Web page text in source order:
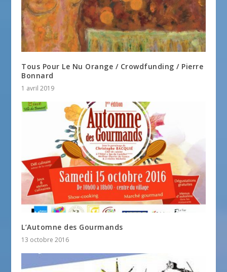
Tous Pour Le Nu Orange / Crowdfunding / Pierre
Bonnard
1 avril 2019
L’Automne des Gourmands
13 octobre 2016